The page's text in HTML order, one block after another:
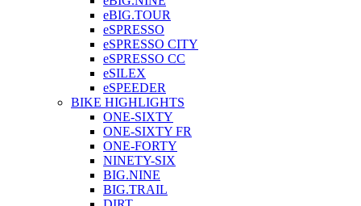
eBIG.TOUR
eSPRESSO
eSPRESSO CITY
eSPRESSO CC
eSILEX
eSPEEDER
BIKE HIGHLIGHTS
ONE-SIXTY
ONE-SIXTY FR
ONE-FORTY
NINETY-SIX
BIG.NINE
BIG.TRAIL